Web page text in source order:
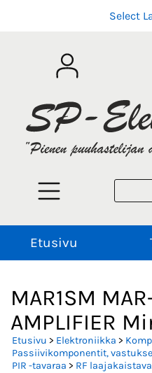
Select
Etusivu
MAR1SM
AMPLIFIER
Etusivu > Elektroniikka >
Passiivikomponentit,
PIR -tavaraa > RF